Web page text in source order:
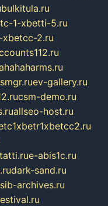
bulkitula.ru
1-xbetti-5.ru
2.ru
ev-gallery.ru
csm-demo.ru
allseo-host.ru
e-abis1c.ru
dark-sand.ru
sib-archives.ru